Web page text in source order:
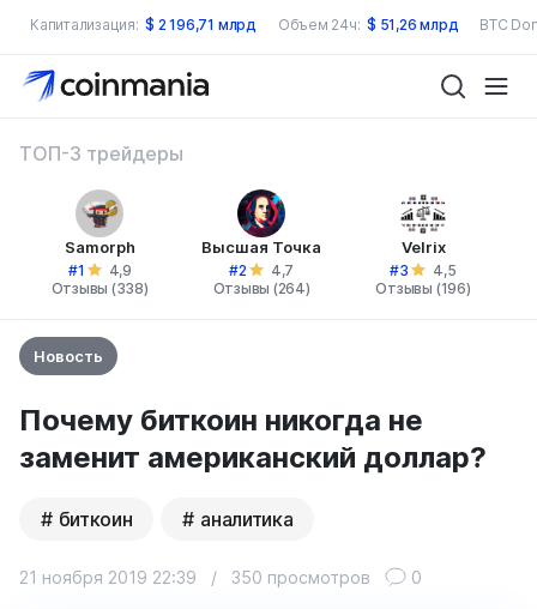
Капитализация: $ 2 196,71 млрд Объем 24ч: $ 51,26 млрд BTC
ТОП-3 трейдеры
Samorph
#1
4,9
Отзывы (338)
Высшая Точка
#2
4,7
Отзывы (264)
Velrix
#3
4,5
Отзывы (196)
Новость
Почему биткоин никогда не
заменит американский доллар?
биткоин аналитика
21 ноября 2019 22:39 / 350 просмотров 0